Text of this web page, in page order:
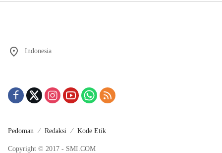
Indonesia
Pedoman Redaksi Kode Etik
Copyright © 2017 - SMI.COM